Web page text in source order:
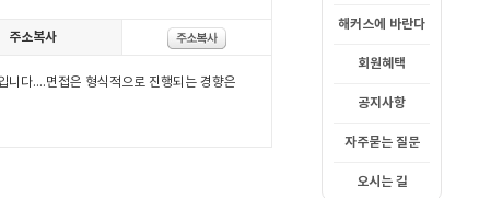
해커스에 바란다
회원혜택
공지사항
자주묻는 질문
오시는 길